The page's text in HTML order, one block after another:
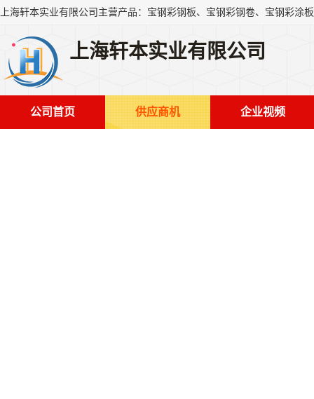
上海轩本实业有限公司
公司首页 供应商机 企业视频